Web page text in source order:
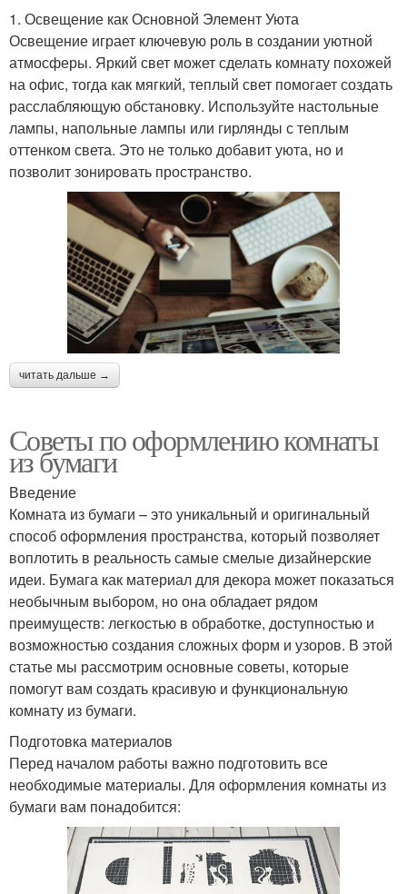
1. Освещение как Основной Элемент Уюта
Освещение играет ключевую роль в создании уютной
атмосферы. Яркий свет может сделать комнату похожей
на офис, тогда как мягкий, теплый свет помогает создать
расслабляющую обстановку. Используйте настольные
лампы, напольные лампы или гирлянды с теплым
оттенком света. Это не только добавит уюта, но и
позволит зонировать пространство.
читать дальше →
Советы по оформлению комнаты
из бумаги
Введение
Комната из бумаги – это уникальный и оригинальный
способ оформления пространства, который позволяет
воплотить в реальность самые смелые дизайнерские
идеи. Бумага как материал для декора может показаться
необычным выбором, но она обладает рядом
преимуществ: легкостью в обработке, доступностью и
возможностью создания сложных форм и узоров. В этой
статье мы рассмотрим основные советы, которые
помогут вам создать красивую и функциональную
комнату из бумаги.
Подготовка материалов
Перед началом работы важно подготовить все
необходимые материалы. Для оформления комнаты из
бумаги вам понадобится: